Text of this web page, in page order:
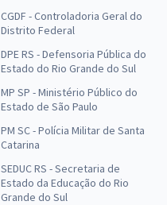
CGDF - Controladoria Geral do
Distrito Federal
DPE RS - Defensoria Pública do
Estado do Rio Grande do Sul
MP SP - Ministério Público do
Estado de São Paulo
PM SC - Polícia Militar de Santa
Catarina
SEDUC RS - Secretaria de
Estado da Educação do Rio
Grande do Sul